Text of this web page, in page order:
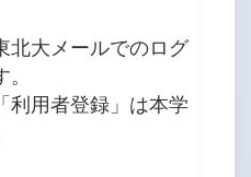
北大メールでのログ
利用者登録」は本学